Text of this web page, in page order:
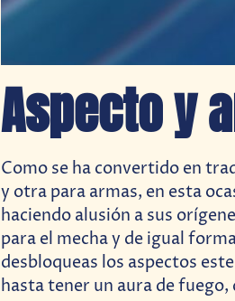
Aspecto y
Como se ha convertido en
y otra para armas, en esta
haciendo alusión a sus
para el mecha y de igual
desbloqueas los aspectos
hasta tener un aura de